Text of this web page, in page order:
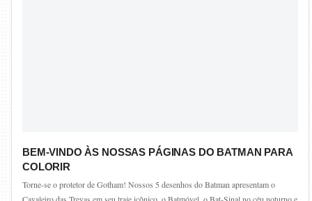
BEM-VINDO ÀS NOSSAS PÁGINAS DO BATMAN PARA
COLORIR
Torne-se o protetor de Gotham! Nossos 5 desenhos do Batman apresentam o